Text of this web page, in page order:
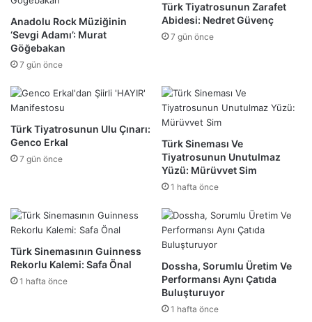
Anadolu Rock Müziğinin
‘Sevgi Adamı’: Murat
Göğebakan
7 gün önce
Türk Tiyatrosunun Zarafet
Abidesi: Nedret Güvenç
7 gün önce
Türk Tiyatrosunun Ulu Çınarı:
Genco Erkal
7 gün önce
Türk Sineması Ve
Tiyatrosunun Unutulmaz
Yüzü: Mürüvvet Sim
1 hafta önce
Türk Sinemasının Guinness
Rekorlu Kalemi: Safa Önal
1 hafta önce
Dossha, Sorumlu Üretim Ve
Performansı Aynı Çatıda
Buluşturuyor
1 hafta önce